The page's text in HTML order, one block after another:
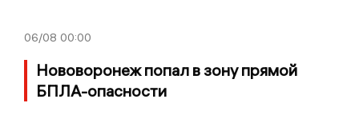
06/08 00:00
Нововоронеж попал в зону прямой
БПЛА-опасности